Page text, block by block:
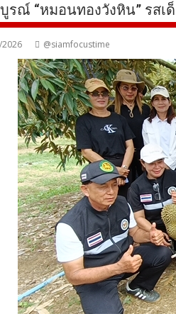
รณ์ “หมอนทองวังหิน” รสเ
@siamfocustime